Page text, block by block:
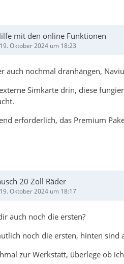
mit den online Funktionen
19. Oktober 2024 um 18:23
auch nochmal dranhängen,
Simkarte drin, diese
erforderlich, das Premium
20 Zoll Räder
19. Oktober 2024 um 18:17
auch noch die ersten?
noch die ersten, hinten sind
zur Werkstatt, überlege ob